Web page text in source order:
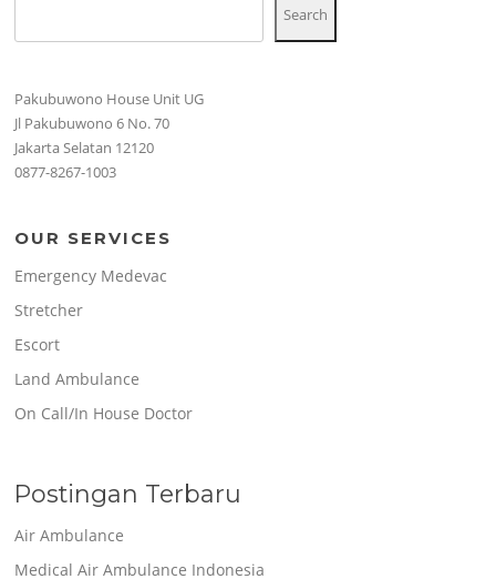
Search
Pakubuwono House Unit UG
Jl Pakubuwono 6 No. 70
Jakarta Selatan 12120
0877-8267-1003
OUR SERVICES
Emergency Medevac
Stretcher
Escort
Land Ambulance
On Call/In House Doctor
Postingan Terbaru
Air Ambulance
Medical Air Ambulance Indonesia